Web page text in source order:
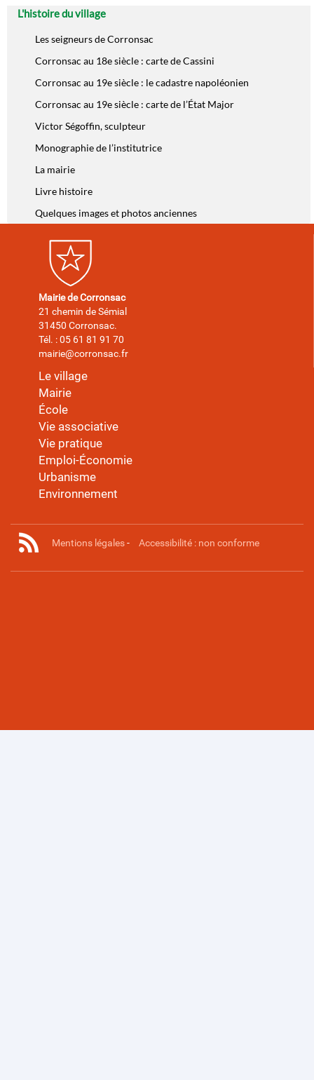
L'histoire du village
Les seigneurs de Corronsac
Corronsac au 18e siècle : carte de Cassini
Corronsac au 19e siècle : le cadastre napoléonien
Corronsac au 19e siècle : carte de l’État Major
Victor Ségoffin, sculpteur
Monographie de l’institutrice
La mairie
Livre histoire
Quelques images et photos anciennes
Mairie de Corronsac
21 chemin de Sémial
31450 Corronsac.
Tél. : 05 61 81 91 70
mairie@corronsac.fr
Le village
Mairie
École
Vie associative
Vie pratique
Emploi-Économie
Urbanisme
Environnement
Mentions légales- Accessibilité : non conforme